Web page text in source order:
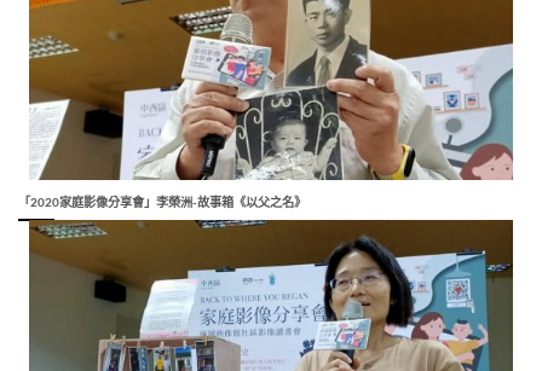
「2020家庭影像分享會」李榮洲-故事箱《以父之名》